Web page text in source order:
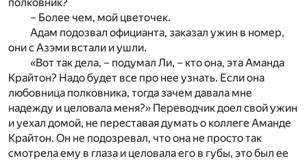
– Более чем, мой цветочек.
Адам подозвал официанта, заказал ужин в номер,
они с Азэми встали и ушли.
«Вот так дела, – подумал Ли, – кто она, эта Аманда
Крайтон? Надо будет все про нее узнать. Если она
любовница полковника, тогда зачем давала мне
надежду и целовала меня?» Переводчик доел свой ужин
и уехал домой, не переставая думать о коллеге Аманде
Крайтон. Он не подозревал, что она не просто так
смотрела ему в глаза и целовала его в губы, это был ее